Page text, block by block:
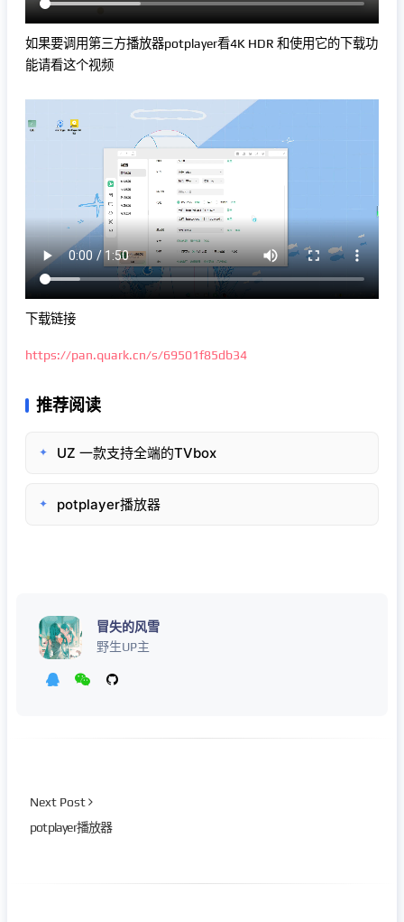
如果要调用第三方播放器potplayer看4K HDR 和使用它的下载功
能请看这个视频
下载链接
https://pan.quark.cn/s/69501f85db34
推荐阅读
✦ UZ 一款支持全端的TVbox
✦ potplayer播放器
冒失的风雪
野生UP主
Next Post
potplayer播放器